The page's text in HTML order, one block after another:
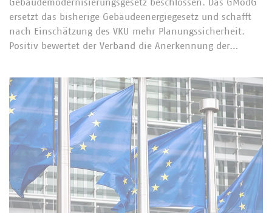
Gebäudemodernisierungsgesetz beschlossen. Das GModG
ersetzt das bisherige Gebäudeenergiegesetz und schafft
nach Einschätzung des VKU mehr Planungssicherheit.
Positiv bewertet der Verband die Anerkennung der…